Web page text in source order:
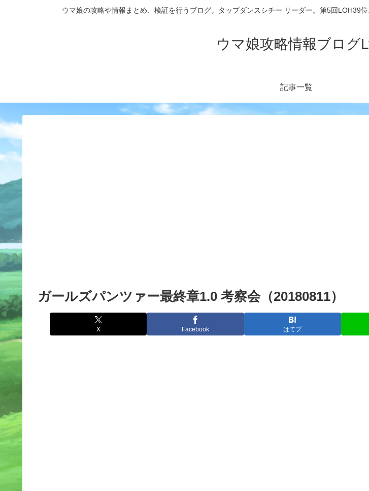
ウマ娘の攻略や情報まとめ、検証を行うブログ。タップダンスシチー リーダー。第5回LOH39
ウマ娘攻略情報ブログ
記事一覧
ガールズパンツァー最終章1.0 考察会（20180811）
X Facebook はてブ